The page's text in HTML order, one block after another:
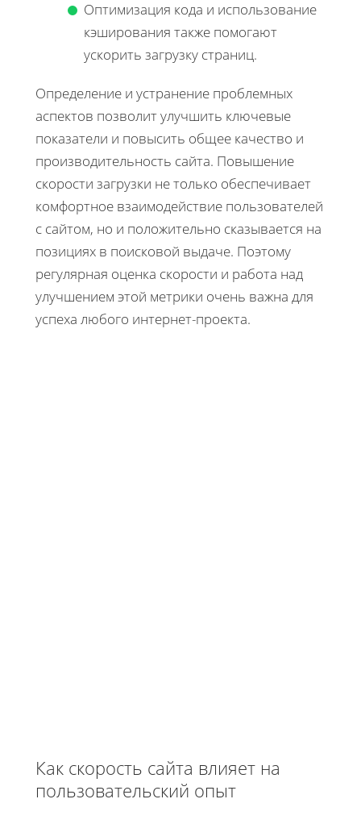
Оптимизация кода и использование
кэширования также помогают
ускорить загрузку страниц.
Определение и устранение проблемных
аспектов позволит улучшить ключевые
показатели и повысить общее качество и
производительность сайта. Повышение
скорости загрузки не только обеспечивает
комфортное взаимодействие пользователей
с сайтом, но и положительно сказывается на
позициях в поисковой выдаче. Поэтому
регулярная оценка скорости и работа над
улучшением этой метрики очень важна для
успеха любого интернет-проекта.
Как скорость сайта влияет на
пользовательский опыт